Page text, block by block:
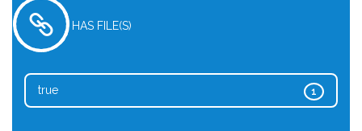
HAS FILE(S)
1
true